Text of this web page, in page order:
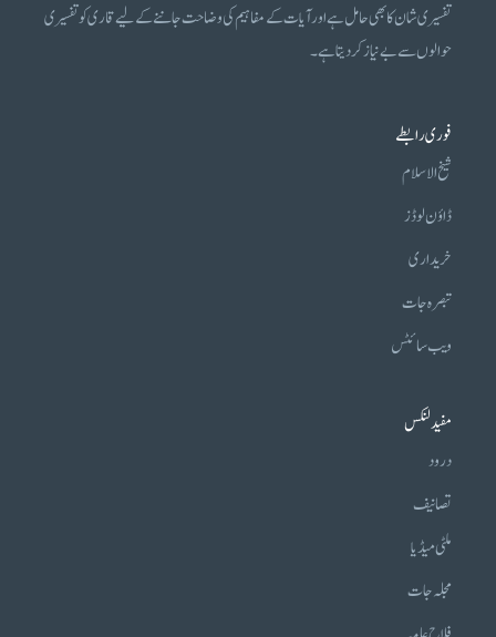
تفسیری شان کا بھی حامل ہے اور آیات کے مفاہیم کی وضاحت جاننے کے لیے قاری کو تفسیری
حوالوں سے بے نیاز کر دیتا ہے۔
فوری رابطے
شیخ الاسلام
ڈاؤن لوڈز
خریداری
تبصرہ جات
ویب سائٹس
مفید لنکس
درود
تصانیف
ملٹی میڈیا
مجلہ جات